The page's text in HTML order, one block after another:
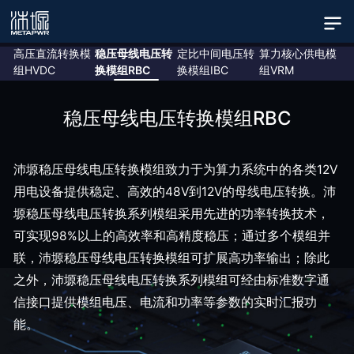
高压直流转换模
组HVDC
稳压母线电压转
换模组RBC
定比中间电压转
换模组IBC
算力核心供电模
组VRM
稳压母线电压转换模组RBC
沛塬稳压母线电压转换模组致力于为算力系统中的各类12V
用电设备提供稳定、高效的48V到12V的母线电压转换。沛
塬稳压母线电压转换系列模组采用先进的功率转换技术，
可实现98%以上的高效率和高精度稳压；通过多个模组并
联，沛塬稳压母线电压转换模组可扩展高功率输出；除此
之外，沛塬稳压母线电压转换系列模组可经由标准数字通
信接口提供模组电压、电流和功率等参数的实时汇报功
能。